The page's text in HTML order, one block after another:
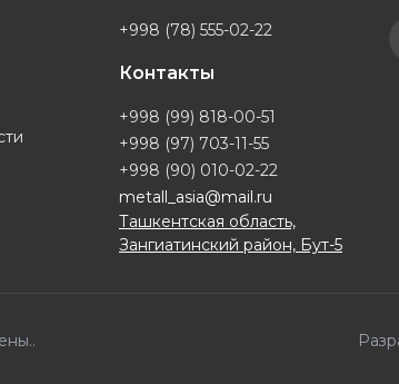
+998 (78) 555-02-22
Контакты
+998 (99) 818-00-51
+998 (97) 703-11-55
+998 (90) 010-02-22
metall_asia@mail.ru
Ташкентская область,
Зангиатинский район, Бут-5